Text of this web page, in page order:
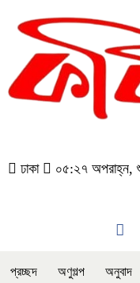
ঢাকা
০৫:২৭ অপরাহ্ন,
প্রচ্ছদ অণুগল্প অনুবাদ